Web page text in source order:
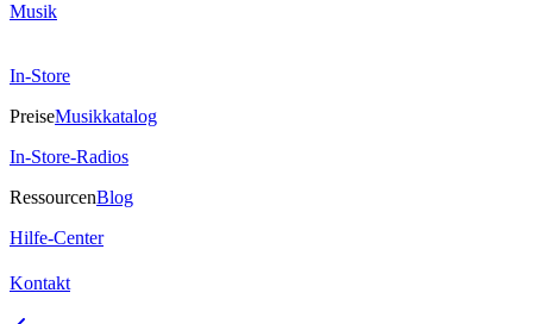
Musik
In-Store
PreiseMusikkatalog
In-Store-Radios
RessourcenBlog
Hilfe-Center
Kontakt